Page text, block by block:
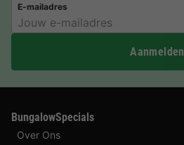
E-mailadres
Aanmelden
BungalowSpecials
Over Ons